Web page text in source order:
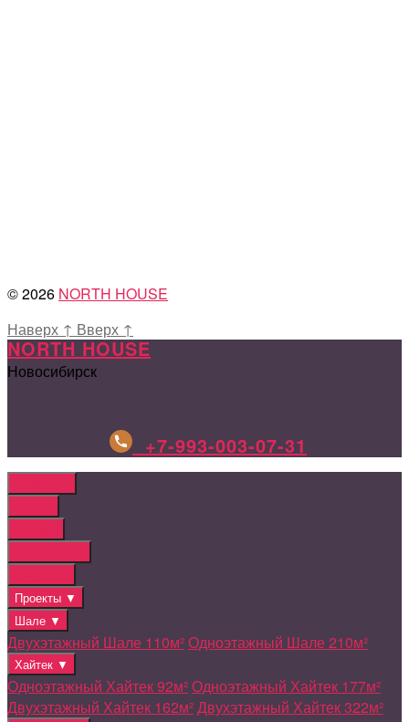
© 2026 NORTH HOUSE
Наверх ↑ Вверх ↑
NORTH HOUSE
Новосибирск
+7-993-003-07-31
Проекты ▼
Шале ▼
Двухэтажный Шале 110м²Одноэтажный Шале 210м²
Хайтек ▼
Одноэтажный Хайтек 92м²Одноэтажный Хайтек 177м²
Двухэтажный Хайтек 162м²Двухэтажный Хайтек 322м²